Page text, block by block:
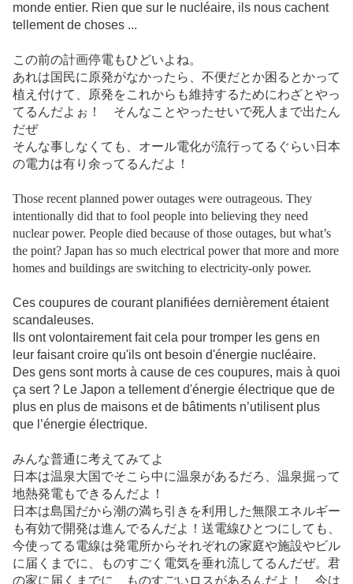
monde entier. Rien que sur le nucléaire, ils nous cachent
tellement de choses ...
この前の計画停電もひどいよね。
あれは国民に原発がなかったら、不便だとか困るとかって
植え付けて、原発をこれからも維持するためにわざとやっ
てるんだよぉ！ そんなことやったせいで死人まで出たん
だぜ
そんな事しなくても、オール電化が流行ってるぐらい日本
の電力は有り余ってるんだよ！
Those recent planned power outages were outrageous. They
intentionally did that to fool people into believing they need
nuclear power. People died because of those outages, but what’s
the point? Japan has so much electrical power that more and more
homes and buildings are switching to electricity-only power.
Ces coupures de courant planifiées dernièrement étaient
scandaleuses.
Ils ont volontairement fait cela pour tromper les gens en
leur faisant croire qu'ils ont besoin d'énergie nucléaire.
Des gens sont morts à cause de ces coupures, mais à quoi
ça sert ? Le Japon a tellement d'énergie électrique que de
plus en plus de maisons et de bâtiments n’utilisent plus
que l’énergie électrique.
みんな普通に考えてみてよ
日本は温泉大国でそこら中に温泉があるだろ、温泉掘って
地熱発電もできるんだよ！
日本は島国だから潮の満ち引きを利用した無限エネルギー
も有効で開発は進んでるんだよ！送電線ひとつにしても、
今使ってる電線は発電所からそれぞれの家庭や施設やビル
に届くまでに、ものすごく電気を垂れ流してるんだぜ。君
の家に届くまでに、ものすごいロスがあるんだよ！ 今は